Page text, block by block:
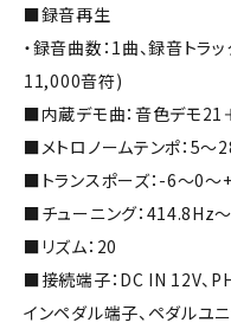
■録音再生
・録音曲数：1曲、録音トラ
11,000音符)
■内蔵デモ曲：音色デモ21
■メトロノームテンポ：5～
■トランスポーズ：-6～0～
■チューニング：414.8Hz
■リズム：20
■接続端子：DC IN 12V、
インペダル端子、ペダルユ